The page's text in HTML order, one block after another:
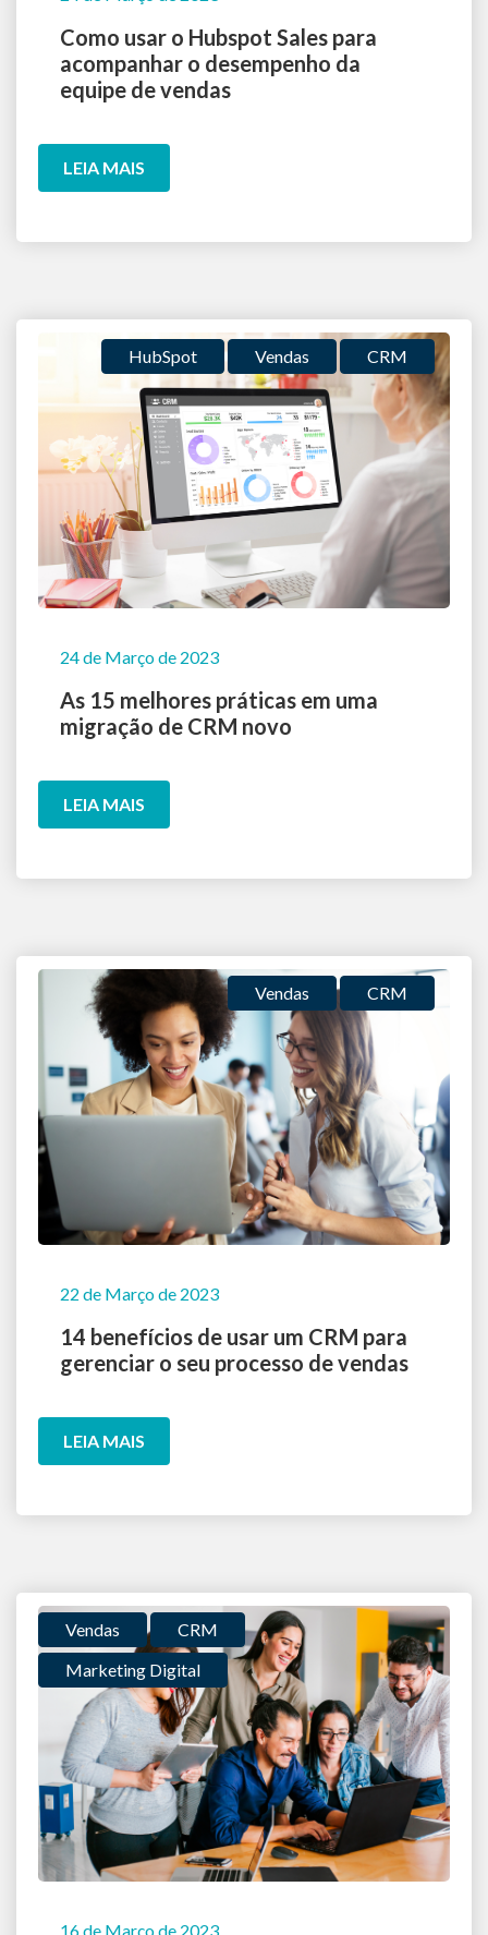
Como usar o Hubspot Sales para
acompanhar o desempenho da
equipe de vendas
LEIA MAIS
HubSpot Vendas CRM
24 de Março de 2023
As 15 melhores práticas em uma
migração de CRM novo
LEIA MAIS
Vendas CRM
22 de Março de 2023
14 benefícios de usar um CRM para
gerenciar o seu processo de vendas
LEIA MAIS
Vendas
CRM
Marketing Digital
16 de Março de 2023